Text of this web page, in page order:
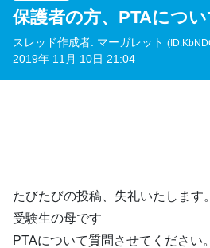
保護者の方、PTAにつ
スレッド作成者: マーガレット
2019年 11月 10日 21:04
たびたびの投稿、失礼いたします。
受験生の母です
PTAについて質問させてください。